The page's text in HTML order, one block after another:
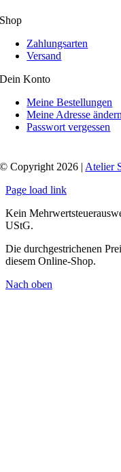
Shop
Zahlungsarten
Versand
Dein Konto
Meine Bestellungen
Meine Adresse
Passwort vergessen
© Copyright 2026 |Atelier
Page load link
Kein
UStG.
Die durchgestrichenen
diesem Online-Shop.
Nach oben